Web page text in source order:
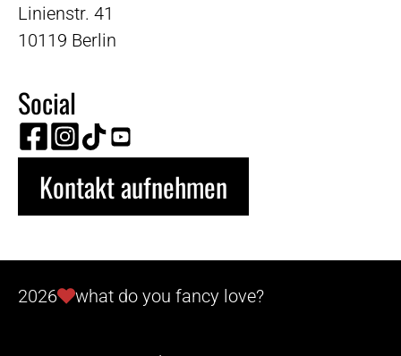
Linienstr. 41
10119 Berlin
Social
Kontakt aufnehmen
2026 what do you fancy love?